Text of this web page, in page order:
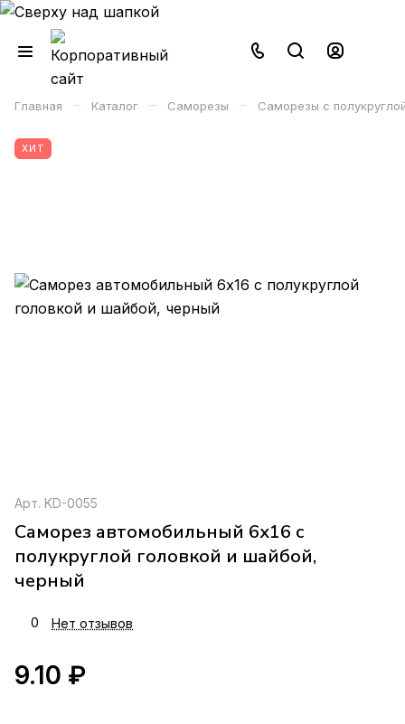
Главная – Каталог – Саморезы – Саморезы с
ХИТ
Арт. KD-0055
Саморез автомобильный 6x16 с
полукруглой головкой и шайбой,
черный
0 Нет отзывов
9.10 ₽